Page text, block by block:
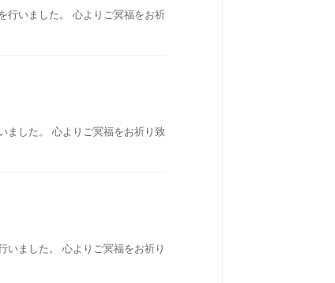
行いました。 心よりご冥福をお祈
ました。 心よりご冥福をお祈り致
いました。 心よりご冥福をお祈り